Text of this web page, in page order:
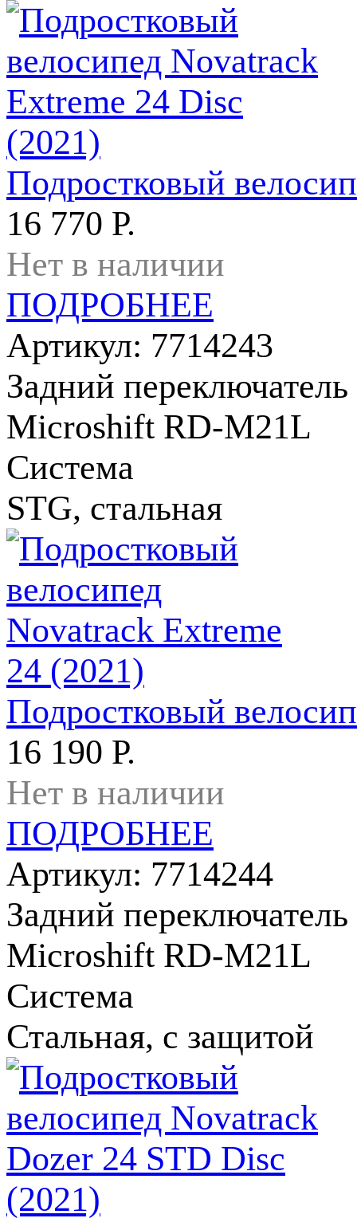
Подростковый
16 770 Р.
Нет в наличии
ПОДРОБНЕЕ
Артикул: 7714243
Задний переключатель
Microshift RD-M21L
Система
STG, стальная
Подростковый
16 190 Р.
Нет в наличии
ПОДРОБНЕЕ
Артикул: 7714244
Задний переключатель
Microshift RD-M21L
Система
Стальная, с защитой